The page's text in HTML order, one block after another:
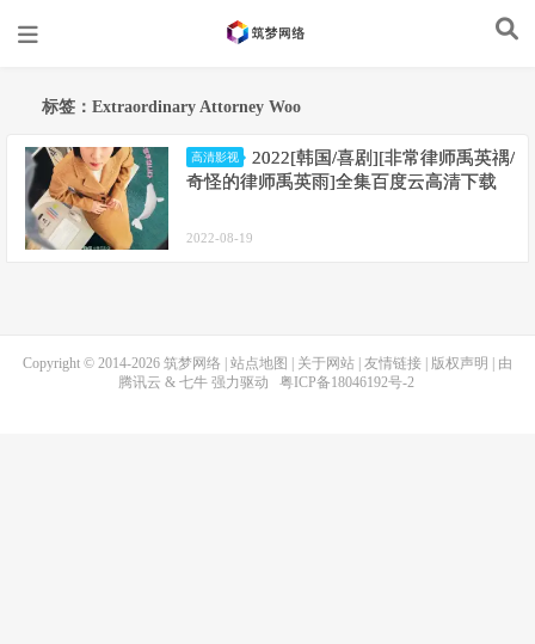
标签：Extraordinary Attorney Woo
高清影视
2022[韩国/喜剧][非常律师禹英禑/
奇怪的律师禹英雨]全集百度云高清下载
2022-08-19
Copyright © 2014-2026 筑梦网络 站点地图 关于网站 友情链接 版权声明
| 由
腾讯云 & 七牛强力驱动 粤ICP备18046192号-2